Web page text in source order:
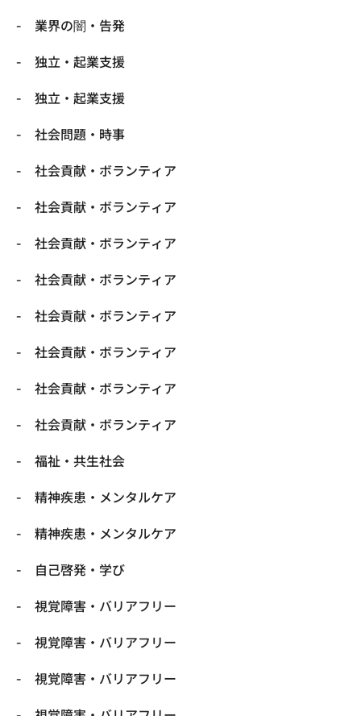
業界の闇・告発
独立・起業支援
独立・起業支援
社会問題・時事
社会貢献・ボランティア
社会貢献・ボランティア
社会貢献・ボランティア
社会貢献・ボランティア
社会貢献・ボランティア
社会貢献・ボランティア
社会貢献・ボランティア
社会貢献・ボランティア
福祉・共生社会
精神疾患・メンタルケア
精神疾患・メンタルケア
自己啓発・学び
視覚障害・バリアフリー
視覚障害・バリアフリー
視覚障害・バリアフリー